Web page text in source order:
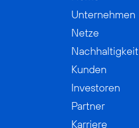
Unternehmen
Netze
Nachhaltigkeit
Kunden
Investoren
Partner
Karriere